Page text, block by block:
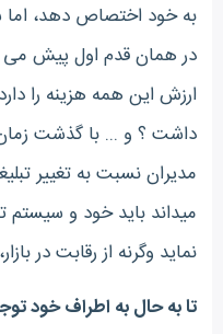
به خود اختصاص دهد، اما
در همان قدم اول پیش می
ارزش این همه هزینه را
داشت ؟ و ... با گذشت
مدیران نسبت به تغییر
میداند باید خود و سیستم
نماید وگرنه از رقابت در
تا به حال به اطراف خود